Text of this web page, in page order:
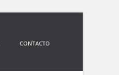
CONTACTO